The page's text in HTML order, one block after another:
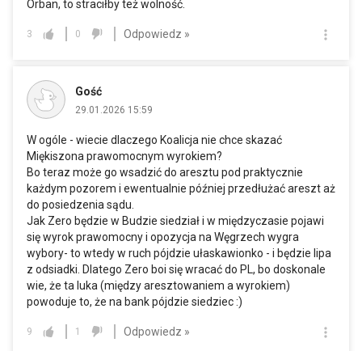
Orban, to straciłby też wolność.
3 0 Odpowiedz »
Gość
29.01.2026 15:59
W ogóle - wiecie dlaczego Koalicja nie chce skazać
Miękiszona prawomocnym wyrokiem?
Bo teraz może go wsadzić do aresztu pod praktycznie
każdym pozorem i ewentualnie później przedłużać areszt aż
do posiedzenia sądu.
Jak Zero będzie w Budzie siedział i w międzyczasie pojawi
się wyrok prawomocny i opozycja na Węgrzech wygra
wybory- to wtedy w ruch pójdzie ułaskawionko - i będzie lipa
z odsiadki. Dlatego Zero boi się wracać do PL, bo doskonale
wie, że ta luka (między aresztowaniem a wyrokiem)
powoduje to, że na bank pójdzie siedziec :)
9 1 Odpowiedz »